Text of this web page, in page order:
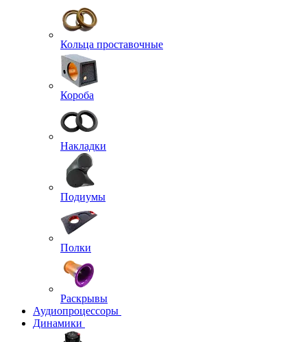
Кольца проставочные
Короба
Накладки
Подиумы
Полки
Раскрывы
Аудиопроцессоры
Динамики